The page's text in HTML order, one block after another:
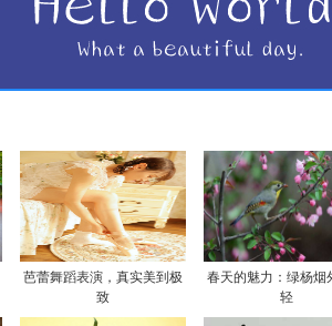
芭蕾舞蹈表演，真实美到极
致
春天的魅力：绿杨烟
轻